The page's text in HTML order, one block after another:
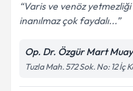
Varis ve venöz
inanılmaz çok faydalı...
Op. Dr. Özgür Mart
Tuzla Mah. 572 Sok. No: 12 İç